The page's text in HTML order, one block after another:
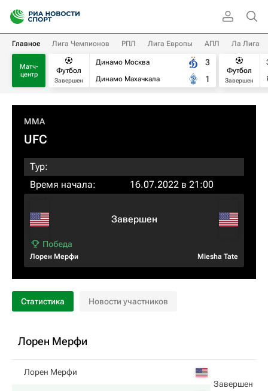
Главное Лига Чемпионов РПЛ Лига Европы АПЛ Ла Лига
Матч-
центр
Футбол
Завершен
Динамо Москва
Динамо Махачкала
3
1
Футбол
Завершен
MMA
UFC
Тур:
Время начала:
16.07.2022 в 21:00
Лорен Мерфи
Завершен
Miesha Tate
Статистика Новости участников
Лорен Мерфи
Лорен Мерфи
Завершен